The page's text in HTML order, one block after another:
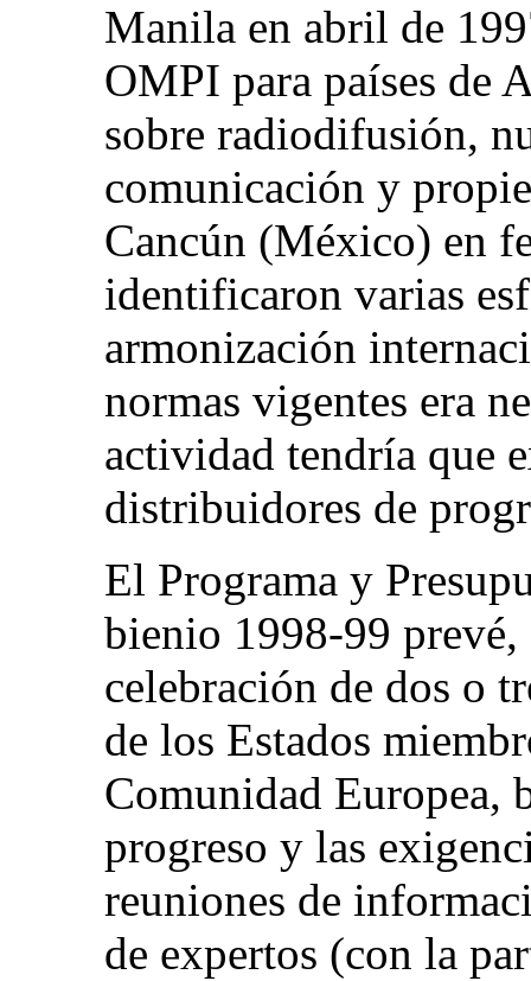
Manila en abril de
OMPI para países de
sobre radiodifusión,
comunicación y
Cancún (México) en
identificaron varias
armonización
normas vigentes era
actividad tendría que
distribuidores de
El Programa y
bienio 1998-99 prevé,
celebración de dos o
de los Estados
Comunidad Europea,
progreso y las
reuniones de
de expertos (con la